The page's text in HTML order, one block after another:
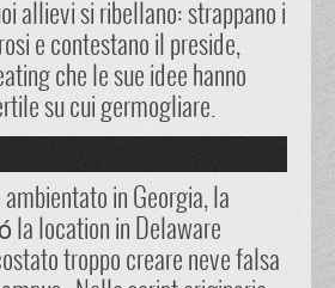
allievi si ribellano: strappano i
e contestano il preside,
che le sue idee hanno
su cui germogliare.
in Georgia, la
la location in Delaware
troppo creare neve falsa